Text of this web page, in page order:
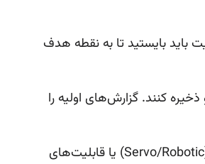
باید بایستید تا به نقطه هدف
کنند. گزارش‌های اولیه را
اغلب این مدل‌ها مجهز به قابلیت‌های پیشرفته‌تر مانند: ردیابی خودکار منشور (Servo/Robotic) یا قابلیت‌های